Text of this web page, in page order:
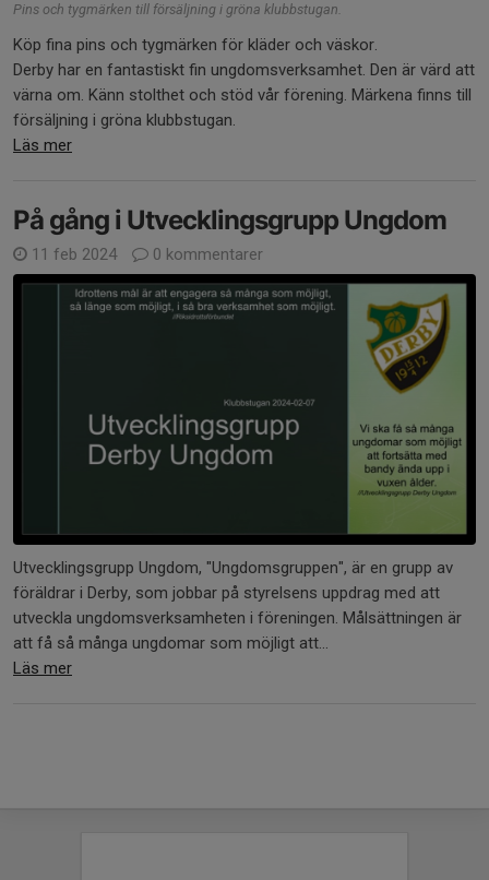
Pins och tygmärken till försäljning i gröna klubbstugan.
Köp fina pins och tygmärken för kläder och väskor.
Derby har en fantastiskt fin ungdomsverksamhet. Den är värd att
värna om. Känn stolthet och stöd vår förening. Märkena finns till
försäljning i gröna klubbstugan.
Läs mer
På gång i Utvecklingsgrupp Ungdom
11 feb 2024 0 kommentarer
Utvecklingsgrupp Ungdom, "Ungdomsgruppen", är en grupp av
föräldrar i Derby, som jobbar på styrelsens uppdrag med att
utveckla ungdomsverksamheten i föreningen. Målsättningen är
att få så många ungdomar som möjligt att...
Läs mer